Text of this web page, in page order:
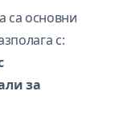
са основни
с:
за